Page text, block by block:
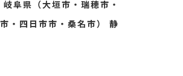
阜県（大垣市・瑞穂市・
・四日市市・桑名市） 静